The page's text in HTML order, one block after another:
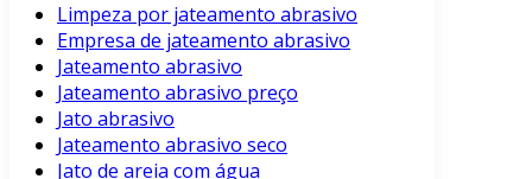
Limpeza por jateamento abrasivo
Empresa de jateamento abrasivo
Jateamento abrasivo
Jateamento abrasivo preço
Jato abrasivo
Jateamento abrasivo seco
Jato de areia com água